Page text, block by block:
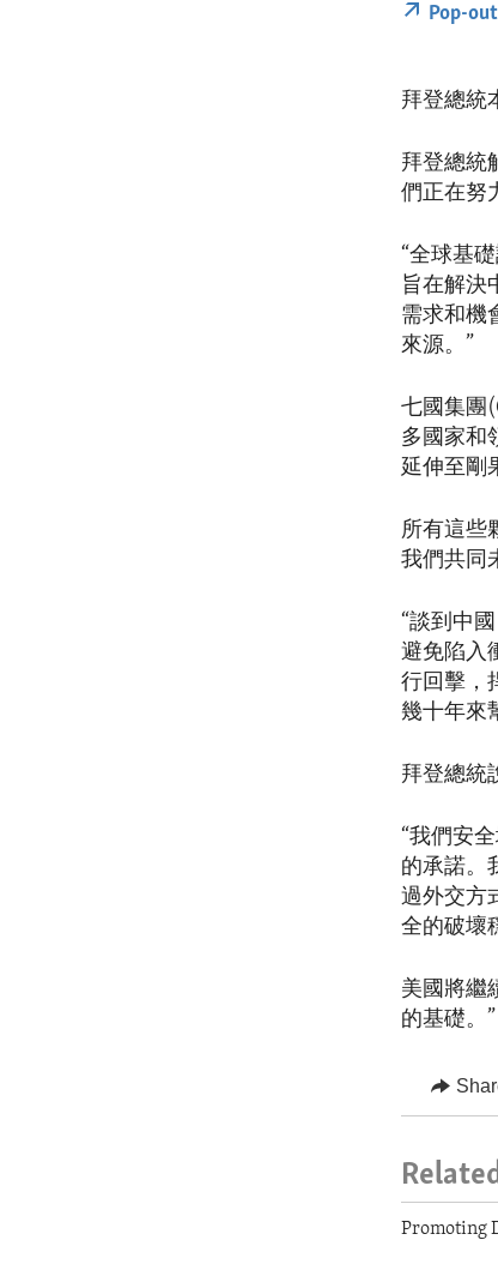
Pop-
拜登總統
拜登總統
們正在努
“全球基
旨在解決
需求和機
來源。”
七國集團
多國家和
延伸至剛
所有這些
我們共同
“談到中
避免陷入
行回擊，
幾十年來
拜登總統
“我們安
的承諾。
過外交方
全的破壞
美國將繼
的基礎。”
Promoting